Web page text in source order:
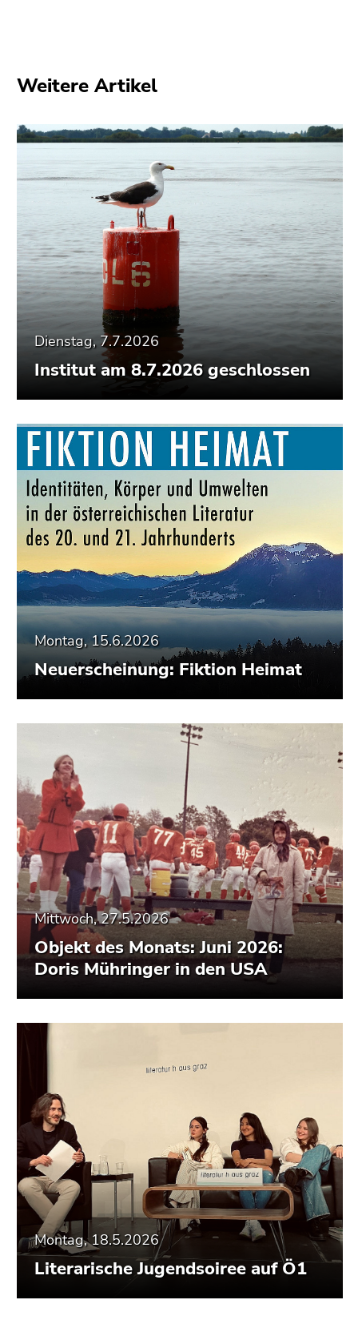
Weitere Artikel
Dienstag, 7.7.2026
Institut am 8.7.2026 geschlossen
Montag, 15.6.2026
Neuerscheinung: Fiktion Heimat
Mittwoch, 27.5.2026
Objekt des Monats: Juni 2026:
Doris Mühringer in den USA
Montag, 18.5.2026
Literarische Jugendsoiree auf Ö1